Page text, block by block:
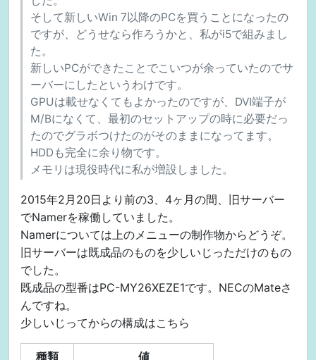
そして新しいWin 7以降のPCを買うことになったの
ですが、どうせなら作ろうかと、私がi5で組みまし
た。
新しいPCができたことでこいつが余っていたのでサ
ーバーにしたというわけです。
GPUは載せなくてもよかったのですが、DVI端子が
M/Bになくて、最初のセットアップの時に必要だっ
たのでグラボつけたのがそのままになってます。
HDDも完全に余り物です。
メモリは現役時代に私が増設しました。
2015年2月20日より前の3、4ヶ月の間、旧サーバー
でNamerを稼働していました。
Namerについては上のメニューの制作物からどうぞ。
旧サーバーは既成品のものを少しいじっただけのもの
でした。
既成品の型番はPC-MY26XEZE1です。NECのMateさ
んですね。
少しいじってからの構成はこちら
種類
値